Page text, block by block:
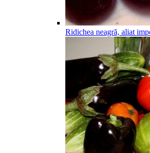
Ridichea neagră, aliat